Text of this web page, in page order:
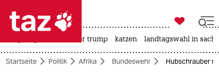
 taz zahl ich
taz zahl ich

taz zahl ich
usa unter trump katzen landtagswahl in
Startseite Politik Afrika Bundeswehr Hubschrauber